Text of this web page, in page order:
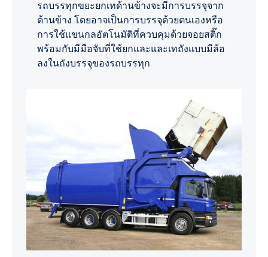
รถบรรทุกขยะยกเทด้านข้างจะมีการบรรจุจาก
ด้านข้าง โดยอาจเป็นการบรรจุด้วยตนเองหรือ
การใช้แขนกลอัตโนมัติที่ควบคุมด้วยจอยสติ๊ก
พร้อมกับมีมือจับที่ใช้ยกและและเทถังแบบมีล้อ
ลงในถังบรรจุของรถบรรทุก